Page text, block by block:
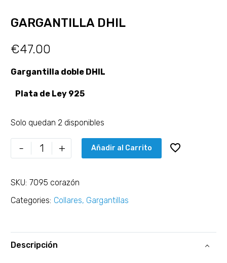
GARGANTILLA DHIL
€47.00
Gargantilla doble DHIL
Plata de Ley 925
Solo quedan 2 disponibles
- + Añadir al Carrito
SKU: 7095 corazón
Categories: Collares, Gargantillas
Descripción